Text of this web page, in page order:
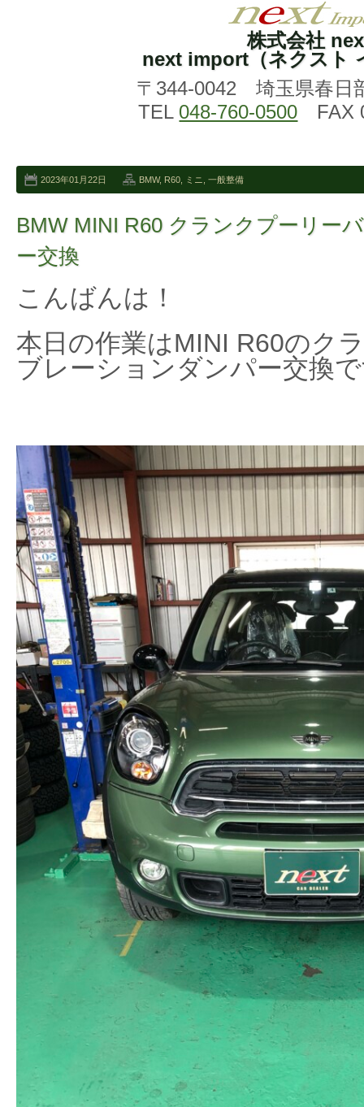
株式会社
next import（ネクスト
〒344-0042 埼玉県春日
TEL 048-760-0500 FAX
2023年01月22日 BMW, R60 ミニ 一般整備
BMW MINI R60 クランクプーリー
ー交換
こんばんは！
本日の作業はMINI R60のク
ブレーションダンパー交換